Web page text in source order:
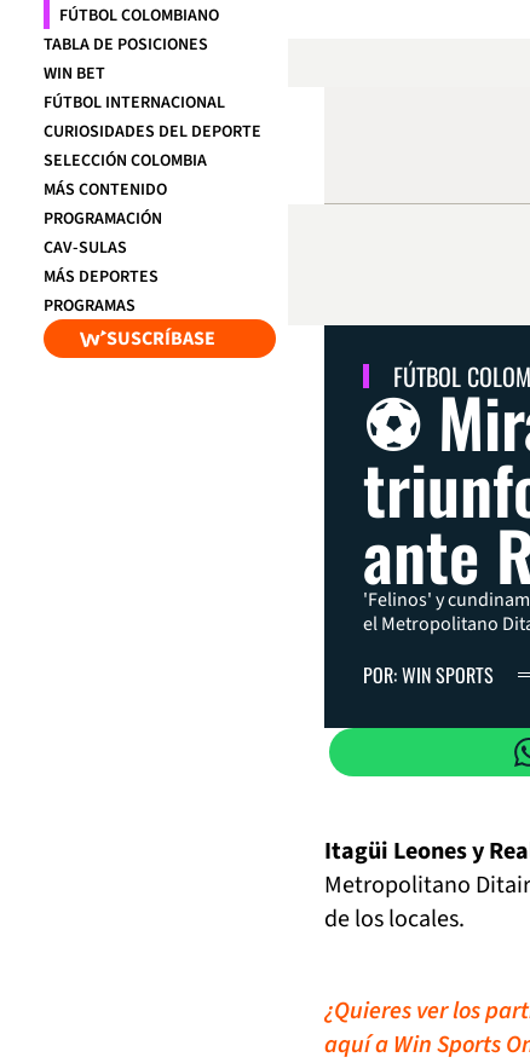
FÚTBOL COLOMBIANO
TABLA DE POSICIONES
WIN BET
FÚTBOL INTERNACIONAL
CURIOSIDADES DEL DEPORTE
SELECCIÓN COLOMBIA
MÁS CONTENIDO
PROGRAMACIÓN
CAV-SULAS
MÁS DEPORTES
PROGRAMAS
SUSCRÍBASE
FÚTBOL
⚽
ante
'Felinos' y
el Metropolitano
POR: WIN SPORTS
Itagüi Leones y
Metropolitano
de los locales.
¿Quieres ver los
aquí a Win Sports